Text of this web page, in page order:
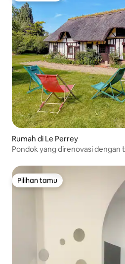
Rumah di Le Perrey
Pondok yang direnovasi dengan
Pilihan tamu
Pilihan tamu